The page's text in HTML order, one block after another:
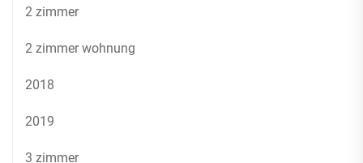
2 zimmer
2 zimmer wohnung
2018
2019
3 zimmer